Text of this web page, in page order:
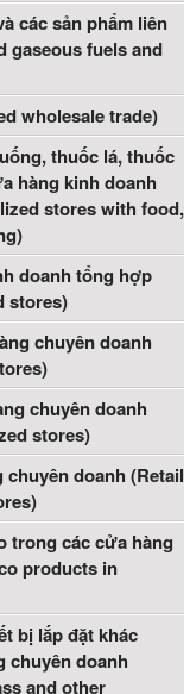
các sản phẩm liên
gaseous fuels and
wholesale trade)
thuốc lá, thuốc
hàng kinh doanh
stores with food,
doanh tổng hợp
stores)
chuyên doanh
chuyên doanh
stores)
doanh (Retail
trong các cửa hàng
products in
bị lắp đặt khác
chuyên doanh
and other